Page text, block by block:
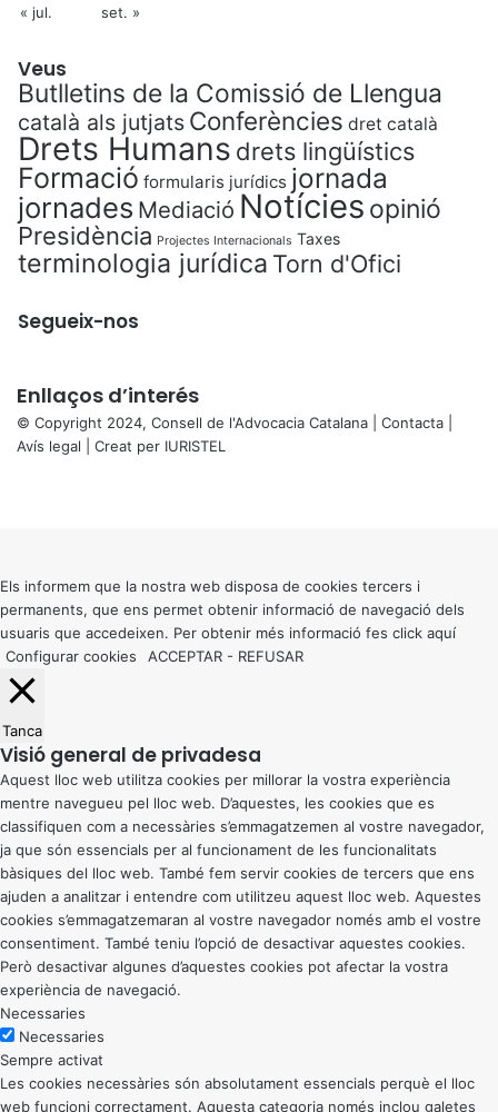
« jul.
set. »
Veus
Butlletins de la Comissió de Llengua
català als jutjats Conferències dret català
Drets Humans drets lingüístics
Formació formularis jurídics jornada
jornades Mediació Notícies opinió
Presidència Projectes Internacionals Taxes
terminologia jurídica Torn d'Ofici
Segueix-nos
Enllaços d’interés
© Copyright 2024, Consell de l'Advocacia Catalana | Contacta
Avís legal | Creat per IURISTEL
button
Els informem que la nostra web disposa de cookies tercers i
permanents, que ens permet obtenir informació de navegació dels
usuaris que accedeixen. Per obtenir més informació fes click aquí
Configurar cookies
ACCEPTAR - REFUSAR
Tanca
Visió general de privadesa
Aquest lloc web utilitza cookies per millorar la vostra experiència
mentre navegueu pel lloc web. D’aquestes, les cookies que es
classifiquen com a necessàries s’emmagatzemen al vostre navegador,
ja que són essencials per al funcionament de les funcionalitats
bàsiques del lloc web. També fem servir cookies de tercers que ens
ajuden a analitzar i entendre com utilitzeu aquest lloc web. Aquestes
cookies s’emmagatzemaran al vostre navegador només amb el vostre
consentiment. També teniu l’opció de desactivar aquestes cookies.
Però desactivar algunes d’aquestes cookies pot afectar la vostra
experiència de navegació.
Necessaries
Necessaries
Sempre activat
Les cookies necessàries són absolutament essencials perquè el lloc
web funcioni correctament. Aquesta categoria només inclou galetes